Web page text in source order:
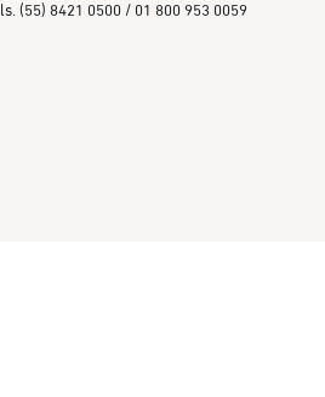
(55) 8421 0500 / 01 800 953 0059